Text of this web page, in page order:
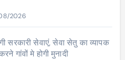
2026
सरकारी सेवाएं, सेवा सेतु का व्यापक
गांवों मे होगी मुनादी